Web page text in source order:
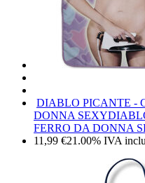
DIABLO PICANTE -
DONNA SEXY
FERRO DA DONNA
11,99 €21.00% IVA